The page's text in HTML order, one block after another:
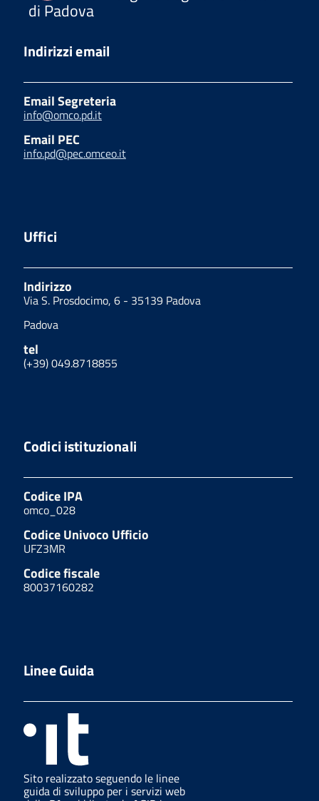
di Padova
Indirizzi email
Email Segreteria
info@omco.pd.it
Email PEC
info.pd@pec.omceo.it
Uffici
Indirizzo
Via S. Prosdocimo, 6 - 35139 Padova
Padova
tel
(+39) 049.8718855
Codici istituzionali
Codice IPA
omco_028
Codice Univoco Ufficio
UFZ3MR
Codice fiscale
80037160282
Linee Guida
Sito realizzato seguendo le linee
guida di sviluppo per i servizi web